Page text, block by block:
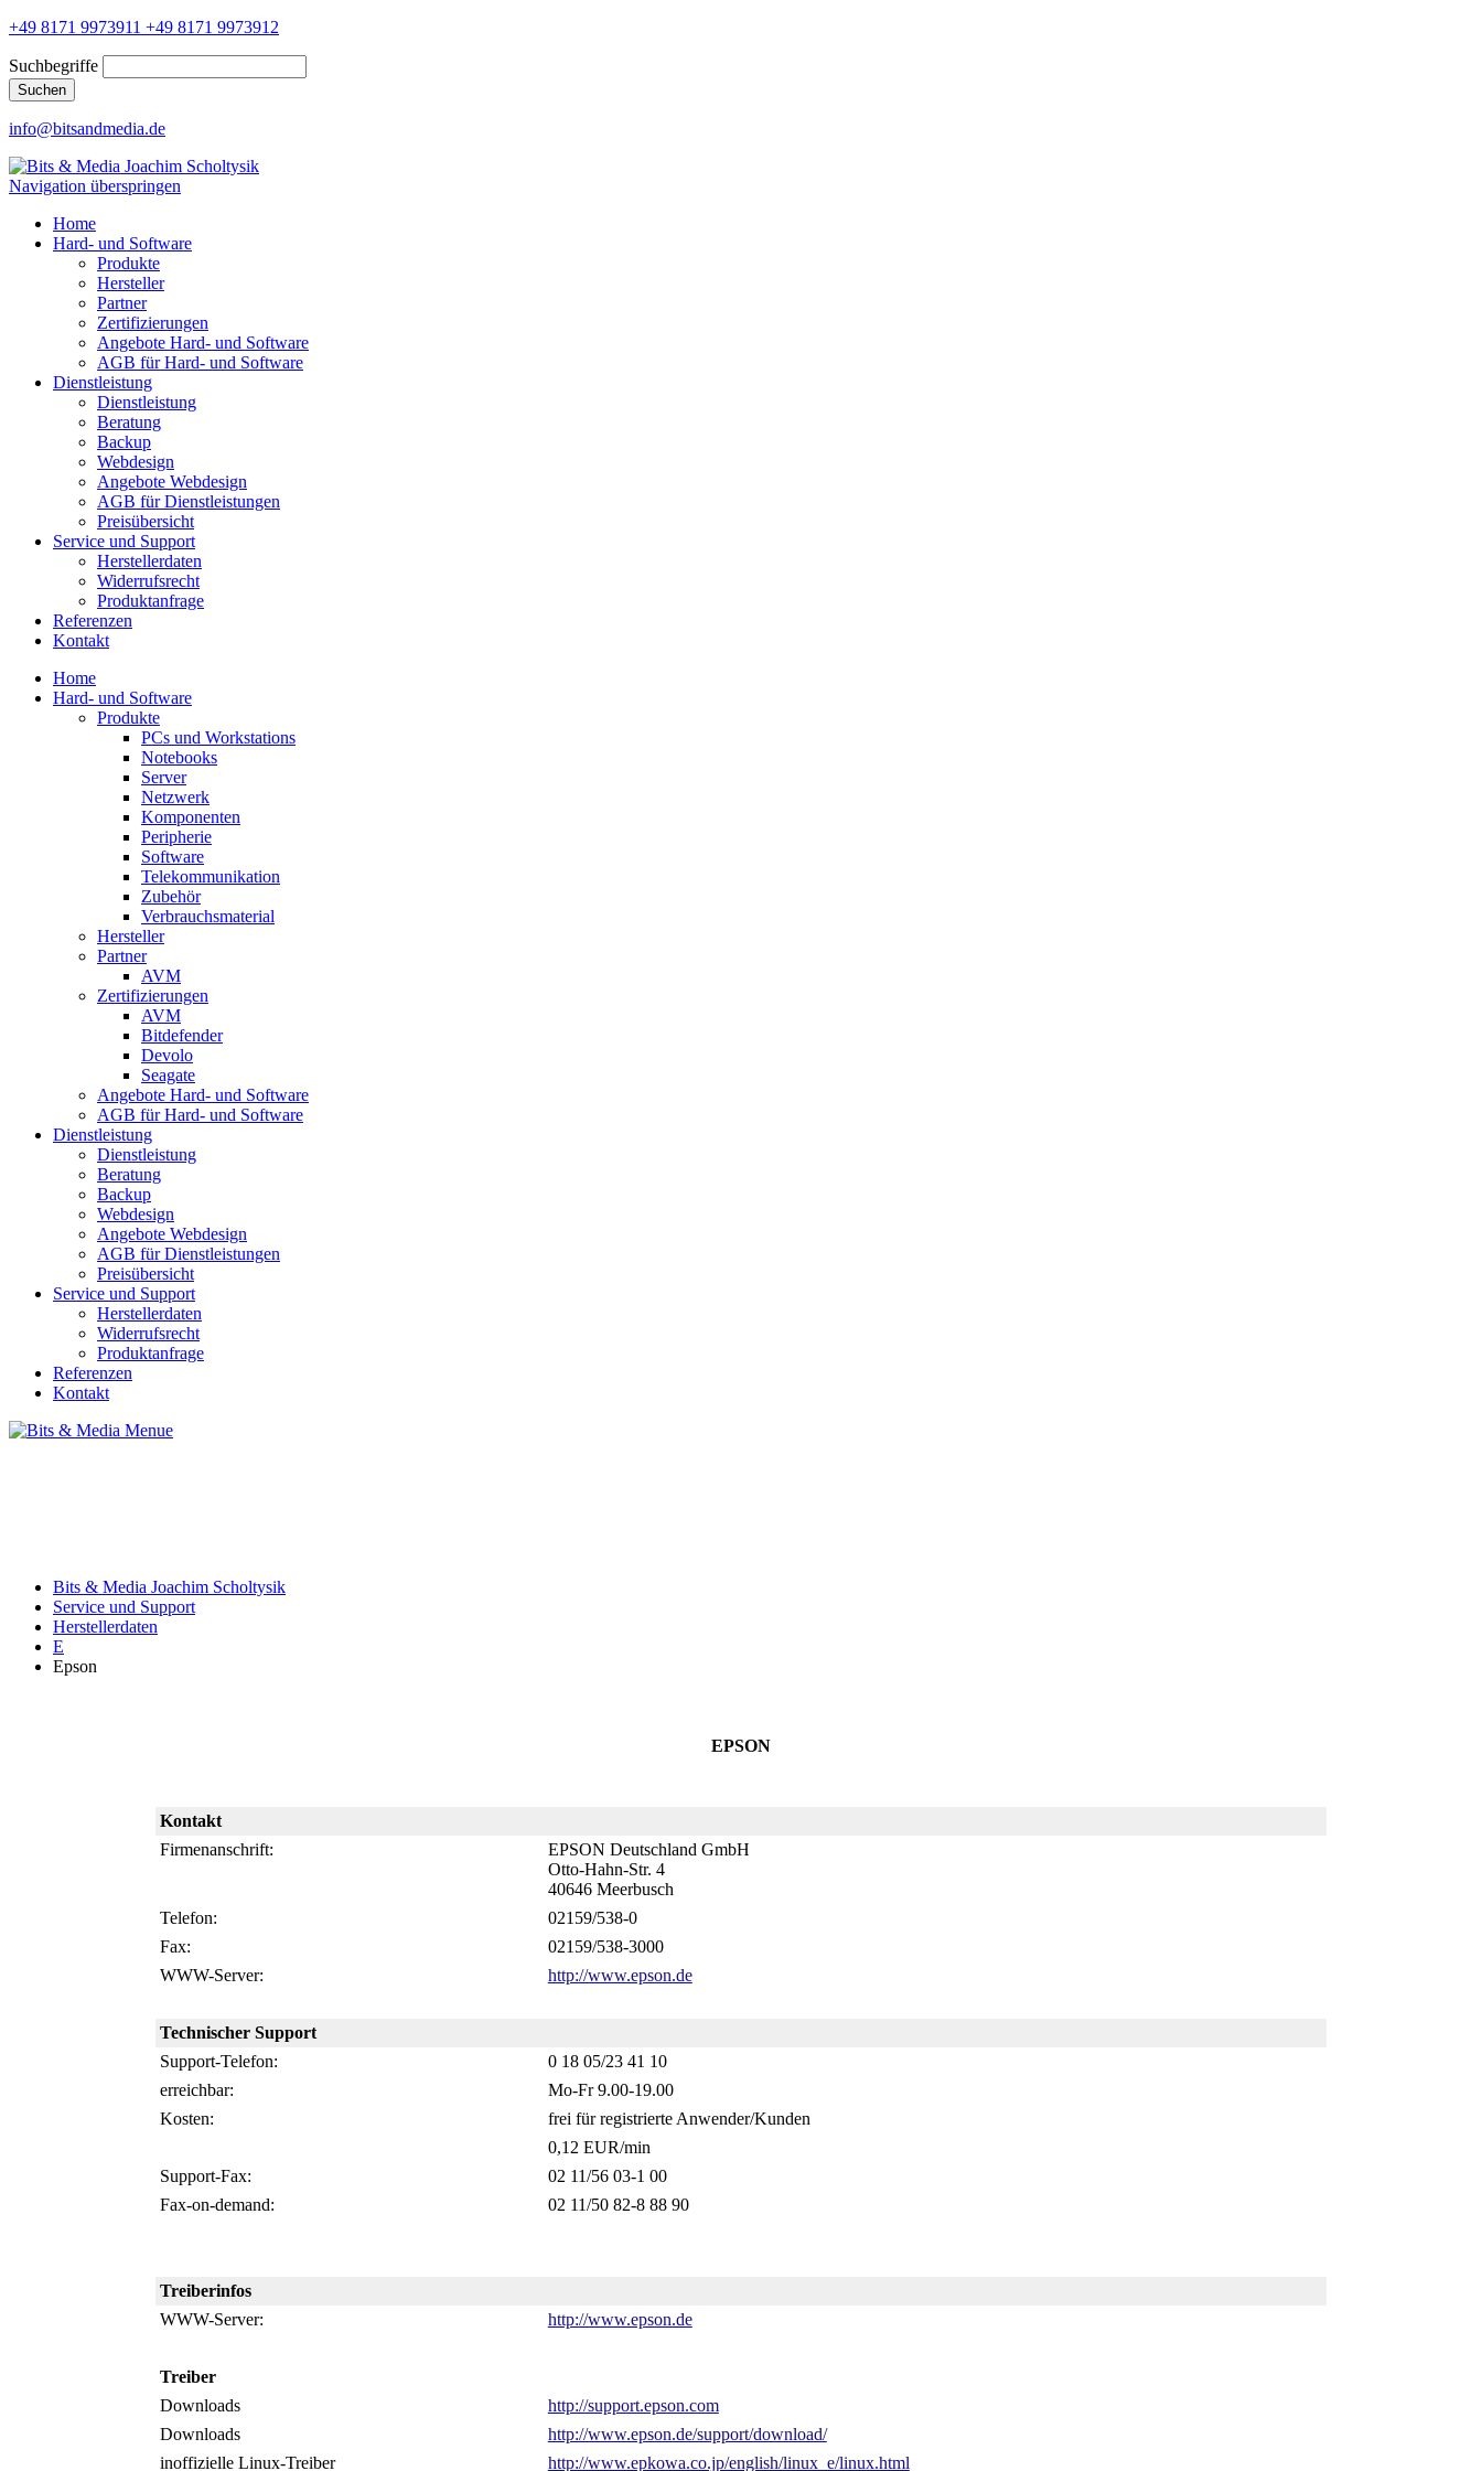
+49 8171 9973911 +49 8171 9973912
Suchbegriffe
Suchen
info@bitsandmedia.de
Navigation überspringen
Home
Hard- und Software
Produkte
Hersteller
Partner
Zertifizierungen
Angebote Hard- und Software
AGB für Hard- und Software
Dienstleistung
Dienstleistung
Beratung
Backup
Webdesign
Angebote Webdesign
AGB für Dienstleistungen
Preisübersicht
Service und Support
Herstellerdaten
Widerrufsrecht
Produktanfrage
Referenzen
Kontakt
Home
Hard- und Software
Produkte
PCs und Workstations
Notebooks
Server
Netzwerk
Komponenten
Peripherie
Software
Telekommunikation
Zubehör
Verbrauchsmaterial
Hersteller
Partner
AVM
Zertifizierungen
AVM
Bitdefender
Devolo
Seagate
Angebote Hard- und Software
AGB für Hard- und Software
Dienstleistung
Dienstleistung
Beratung
Backup
Webdesign
Angebote Webdesign
AGB für Dienstleistungen
Preisübersicht
Service und Support
Herstellerdaten
Widerrufsrecht
Produktanfrage
Referenzen
Kontakt
Bits & Media Joachim Scholtysik
Service und Support
Herstellerdaten
E
Epson
EPSON
Kontakt
Firmenanschrift:
EPSON Deutschland GmbH
Otto-Hahn-Str. 4
40646 Meerbusch
Telefon:
02159/538-0
Fax:
02159/538-3000
WWW-Server:
http://www.epson.de
Technischer Support
Support-Telefon:
0 18 05/23 41 10
erreichbar:
Mo-Fr 9.00-19.00
Kosten:
frei für registrierte Anwender/Kunden
0,12 EUR/min
Support-Fax:
02 11/56 03-1 00
Fax-on-demand:
02 11/50 82-8 88 90
Treiberinfos
WWW-Server:
http://www.epson.de
Treiber
Downloads
http://support.epson.com
Downloads
http://www.epson.de/support/download/
inoffizielle Linux-Treiber
http://www.epkowa.co.jp/english/linux_e/linux.html